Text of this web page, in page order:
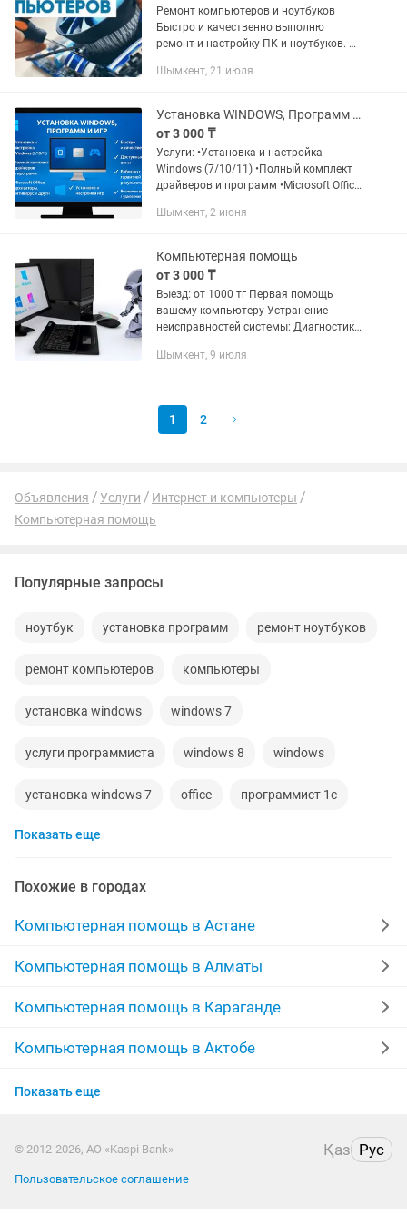
Ремонт компьютеров и ноутбуков
Быстро и качественно выполню
ремонт и настройку ПК и ноутбуков. 🔧
Windows • Установка драйверов и
Шымкент, 21 июля
Установка WINDOWS, Программ и Игр
от 3 000 ₸
Услуги: •Установка и настройка
Windows (7/10/11) •Полный комплект
драйверов и программ •Microsoft Office,
•Установка и настройка игр
ноутбука ...
Шымкент, 2 июня
Компьютерная помощь
от 3 000 ₸
Выезд: от 1000 тг Первая помощь
вашему компьютеру Устранение
неисправностей системы: Диагностика
Установка Windows, Linux/Ubuntu,
Шымкент, 9 июля
1 2
Объявления Услуги
Интернет и компьютеры
Компьютерная помощь
Популярные запросы
ноутбук установка программ ремонт ноутбуков
ремонт компьютеров компьютеры
установка windows windows 7
услуги программиста windows 8 windows
установка windows 7 office программист 1с
антивирус
программисты установка windows 10
установка 1с установка программ на компьютер
windows компьютер роутер алтел
установка антивируса компьютер выезд
windows office
Показать еще
Похожие в городах
Компьютерная помощь в Астане
Компьютерная помощь в Алматы
Компьютерная помощь в Караганде
Компьютерная помощь в Актобе
Компьютерная помощь в Таразе
Компьютерная помощь в Семее
Показать еще
© 2012-2026, АО «Kaspi Bank» Қаз Рус
Пользовательское соглашение